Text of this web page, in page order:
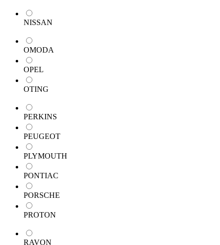
NISSAN
OMODA
OPEL
OTING
PERKINS
PEUGEOT
PLYMOUTH
PONTIAC
PORSCHE
PROTON
RAVON